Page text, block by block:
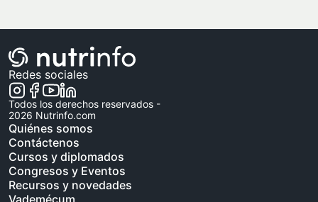
Redes sociales
Todos los derechos reservados -
2026 Nutrinfo.com
Quiénes somos
Contáctenos
Cursos y diplomados
Congresos y Eventos
Recursos y novedades
Vademécum